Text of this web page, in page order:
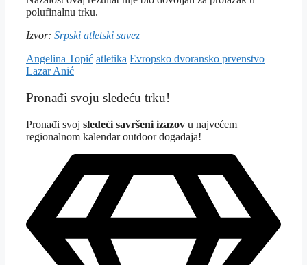
polufinalnu trku.
Izvor: Srpski atletski savez
Tagovi
Angelina Topić atletika Evropsko dvoransko prvenstvo
Lazar Anić
Pronađi svoju sledeću trku!
Pronađi svoj sledeći savršeni izazov u najvećem
regionalnom kalendar outdoor događaja!